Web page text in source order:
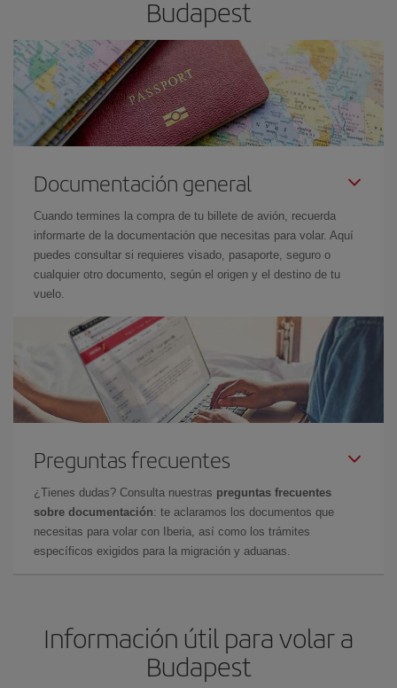
Budapest
Documentación general
Cuando termines la compra de tu billete de avión, recuerda
informarte de la documentación que necesitas para volar. Aquí
puedes consultar si requieres visado, pasaporte, seguro o
cualquier otro documento, según el origen y el destino de tu
vuelo.
Preguntas frecuentes
¿Tienes dudas? Consulta nuestras preguntas frecuentes
sobre documentación: te aclaramos los documentos que
necesitas para volar con Iberia, así como los trámites
específicos exigidos para la migración y aduanas.
Información útil para volar a
Budapest